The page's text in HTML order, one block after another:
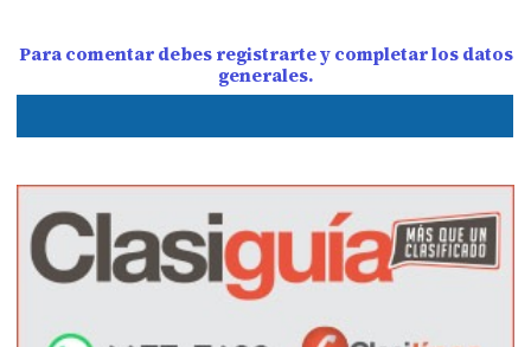
Para comentar debes registrarte y completar los datos
generales.